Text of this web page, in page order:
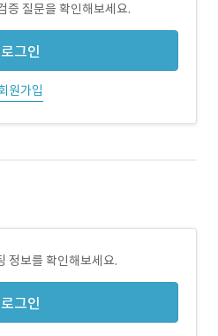
증 질문을 확인해보세요.
로그인
원가입
정보를 확인해보세요.
로그인